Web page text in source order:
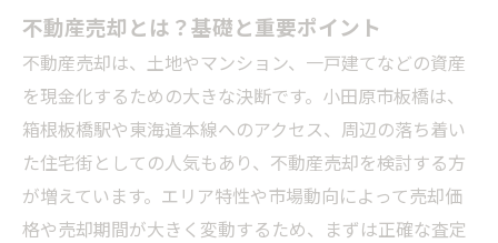
件など
売却成功・失敗事例から学ぶ実践的ポイント
不動産売却について
小田原市板橋で不動産売却が選ばれる（求めら
れる）理由について
小田原市板橋について
不動産売却とは？基礎と重要ポイント
不動産売却は、土地やマンション、一戸建てなどの資産
を現金化するための大きな決断です。小田原市板橋は、
箱根板橋駅や東海道本線へのアクセス、周辺の落ち着い
た住宅街としての人気もあり、不動産売却を検討する方
が増えています。エリア特性や市場動向によって売却価
格や売却期間が大きく変動するため、まずは正確な査定